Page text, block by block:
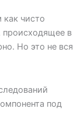
чисто
происходящее в
Но это не вся
под